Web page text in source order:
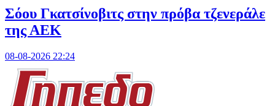
Σόου Γκατσίνοβιτς στην πρόβα τζενεράλε
της ΑΕΚ
08-08-2026 22:24